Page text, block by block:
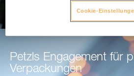
Petzls Engagement für
Verpackungen
Cookie-